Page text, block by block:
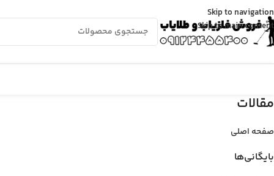
Skip to navigation
Skip to main content
مقالات
صفحه اصلی
بایگانی‌ها